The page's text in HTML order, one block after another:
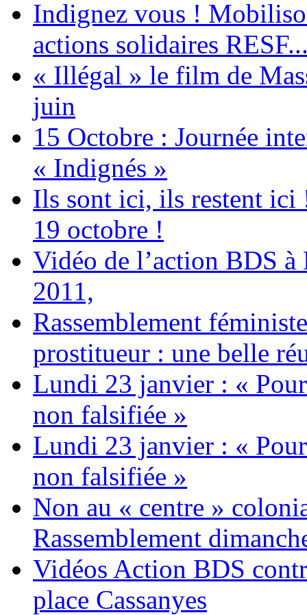
Indignez vous !
actions solidaires
« Illégal » le film de
juin
15 Octobre : Journée
« Indignés »
Ils sont ici, ils restent ici
19 octobre !
Vidéo de l’action BDS
2011,
Rassemblement
prostitueur : une belle
Lundi 23 janvier : «
non falsifiée »
Lundi 23 janvier : «
non falsifiée »
Non au « centre »
Rassemblement
Vidéos Action BDS
place Cassanyes